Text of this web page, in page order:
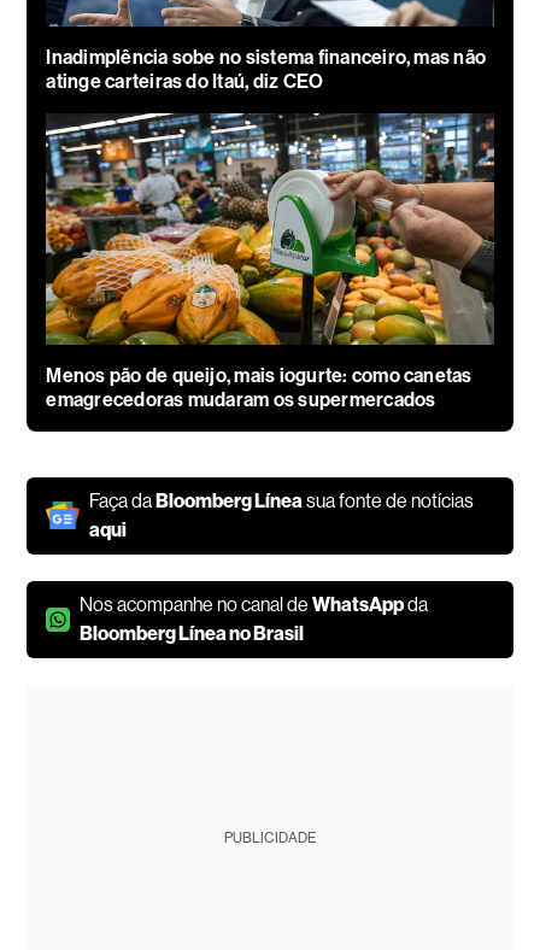
Inadimplência sobe no sistema financeiro, mas não
atinge carteiras do Itaú, diz CEO
Menos pão de queijo, mais iogurte: como canetas
emagrecedoras mudaram os supermercados
Faça daBloomberg Línea sua fonte de notícias
aqui
Nos acompanhe no canal deWhatsAppda
Bloomberg Línea no Brasil
PUBLICIDADE